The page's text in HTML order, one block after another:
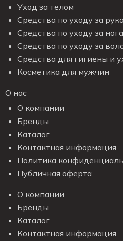
Уход за телом
Средства по уходу за
Средства по уходу за
Средства по уходу за
Средства для гигиены и
Косметика для мужчин
О нас
О компании
Бренды
Каталог
Контактная информация
Политика
Публичная оферта
О компании
Бренды
Каталог
Контактная информация